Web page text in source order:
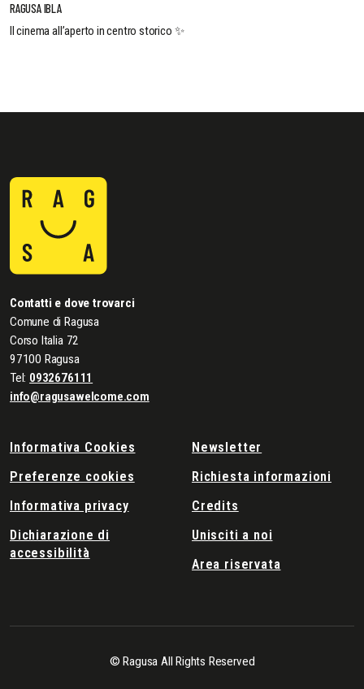
RAGUSA IBLA
Il cinema all’aperto in centro storico ✨
Contatti e dove trovarci
Comune di Ragusa
Corso Italia 72
97100 Ragusa
Tel: 0932676111
info@ragusawelcome.com
Informativa Cookies
Preferenze cookies
Informativa privacy
Dichiarazione di
accessibilità
Newsletter
Richiesta informazioni
Credits
Unisciti a noi
Area riservata
© Ragusa All Rights Reserved